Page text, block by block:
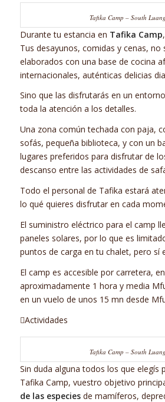
Tafika Camp – South
Durante tu estancia en Tafika Camp
Tus desayunos, comidas y cenas, no
elaborados con una base de cocina
internacionales, auténticas delicias
Sino que las disfrutarás en un
toda la atención a los detalles.
Una zona común techada con paja,
sofás, pequeña biblioteca, y con un
lugares preferidos para disfrutar de
descanso entre las actividades de
Todo el personal de Tafika estará
lo qué quieres disfrutar en cada
El suministro eléctrico para el camp
paneles solares, por lo que es
puntos de carga en tu chalet, pero sí
El camp es accesible por carretera,
aproximadamente 1 hora y media
en un vuelo de unos 15 mn desde
Actividades
Tafika Camp – South
Sin duda alguna todos los que elegís
Tafika Camp, vuestro objetivo
de las especiesde mamíferos,